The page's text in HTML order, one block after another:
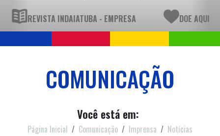
REVISTA INDAIATUBA - EMPRESA DOE AQUI
COMUNICAÇÃO
Você está em:
Página Inicial Comunicação Imprensa Notícias